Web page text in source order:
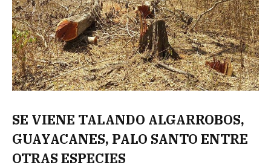
SE VIENE TALANDO ALGARROBOS,
GUAYACANES, PALO SANTO ENTRE
OTRAS ESPECIES